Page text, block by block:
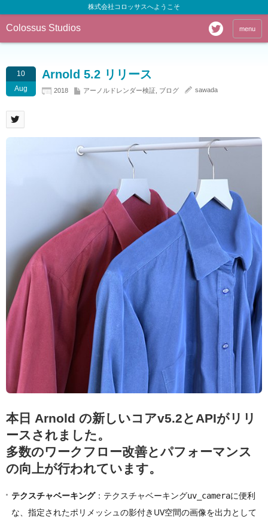
株式会社コロッサスへようこそ
Colossus Studios menu
10
Aug
Arnold 5.2 リリース
2018 アーノルドレンダー検証 ブログ sawada
本日 Arnold の新しいコアv5.2とAPIがリリ
ースされました。
多数のワークフロー改善とパフォーマンス
の向上が行われています。
テクスチャベーキング：テクスチャベーキングuv_cameraに便利
な、指定されたポリメッシュの影付きUV空間の画像を出力として